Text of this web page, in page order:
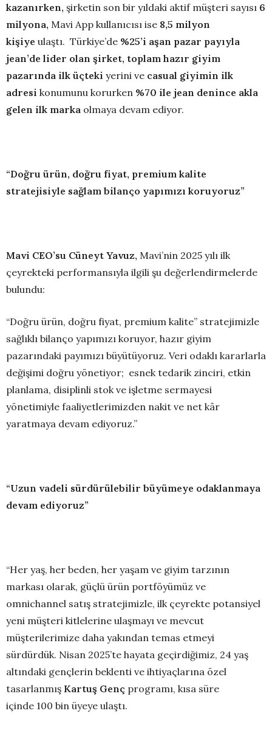
kazanırken, şirketin son bir yıldaki aktif müşteri sayısı 6
milyona, Mavi App kullanıcısı ise 8,5 milyon
kişiye ulaştı. Türkiye’de %25’i aşan pazar payıyla
jean’de lider olan şirket, toplam hazır giyim
pazarında ilk üçteki yerini ve casual giyimin ilk
adresi konumunu korurken %70 ile jean denince akla
gelen ilk marka olmaya devam ediyor.
“Doğru ürün, doğru fiyat, premium kalite
stratejisiyle sağlam bilanço yapımızı koruyoruz”
Mavi CEO’su Cüneyt Yavuz, Mavi’nin 2025 yılı ilk
çeyrekteki performansıyla ilgili şu değerlendirmelerde
bulundu:
“Doğru ürün, doğru fiyat, premium kalite” stratejimizle
sağlıklı bilanço yapımızı koruyor, hazır giyim
pazarındaki payımızı büyütüyoruz. Veri odaklı kararlarla
değişimi doğru yönetiyor; esnek tedarik zinciri, etkin
planlama, disiplinli stok ve işletme sermayesi
yönetimiyle faaliyetlerimizden nakit ve net kâr
yaratmaya devam ediyoruz.”
“Uzun vadeli sürdürülebilir büyümeye odaklanmaya
devam ediyoruz”
“Her yaş, her beden, her yaşam ve giyim tarzının
markası olarak, güçlü ürün portföyümüz ve
omnichannel satış stratejimizle, ilk çeyrekte potansiyel
yeni müşteri kitlelerine ulaşmayı ve mevcut
müşterilerimize daha yakından temas etmeyi
sürdürdük. Nisan 2025’te hayata geçirdiğimiz, 24 yaş
altındaki gençlerin beklenti ve ihtiyaçlarına özel
tasarlanmış Kartuş Genç programı, kısa süre
içinde 100 bin üyeye ulaştı.